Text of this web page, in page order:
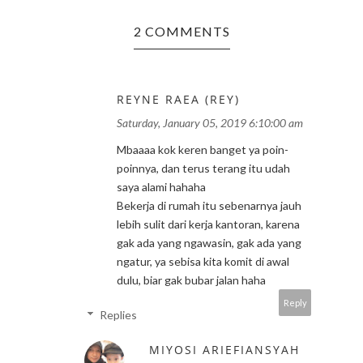
2 COMMENTS
REYNE RAEA (REY)
Saturday, January 05, 2019 6:10:00 am
Mbaaaa kok keren banget ya poin-
poinnya, dan terus terang itu udah
saya alami hahaha
Bekerja di rumah itu sebenarnya jauh
lebih sulit dari kerja kantoran, karena
gak ada yang ngawasin, gak ada yang
ngatur, ya sebisa kita komit di awal
dulu, biar gak bubar jalan haha
Reply
Replies
MIYOSI ARIEFIANSYAH